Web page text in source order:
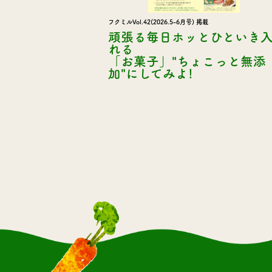
フクミルVol.42(2026.5-6月号) 掲載
頑張る毎日ホッとひといき
れる
「お菓子」"ちょこっと無添
加"にしてみよ!